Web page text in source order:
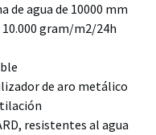
de agua de 10000 mm
gram/m2/24h
de aro metálico
resistentes al agua